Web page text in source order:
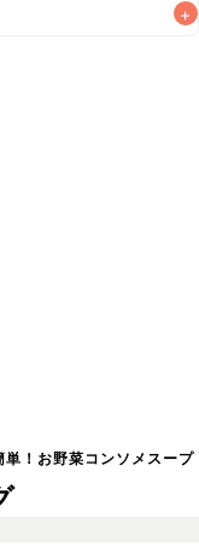
+
べくお早めにお召
単！お野菜コンソメスープ